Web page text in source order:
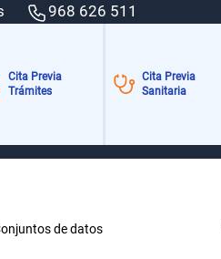
968 626 511
Cita Previa
Trámites
Cita Previa
Sanitaria
de datos